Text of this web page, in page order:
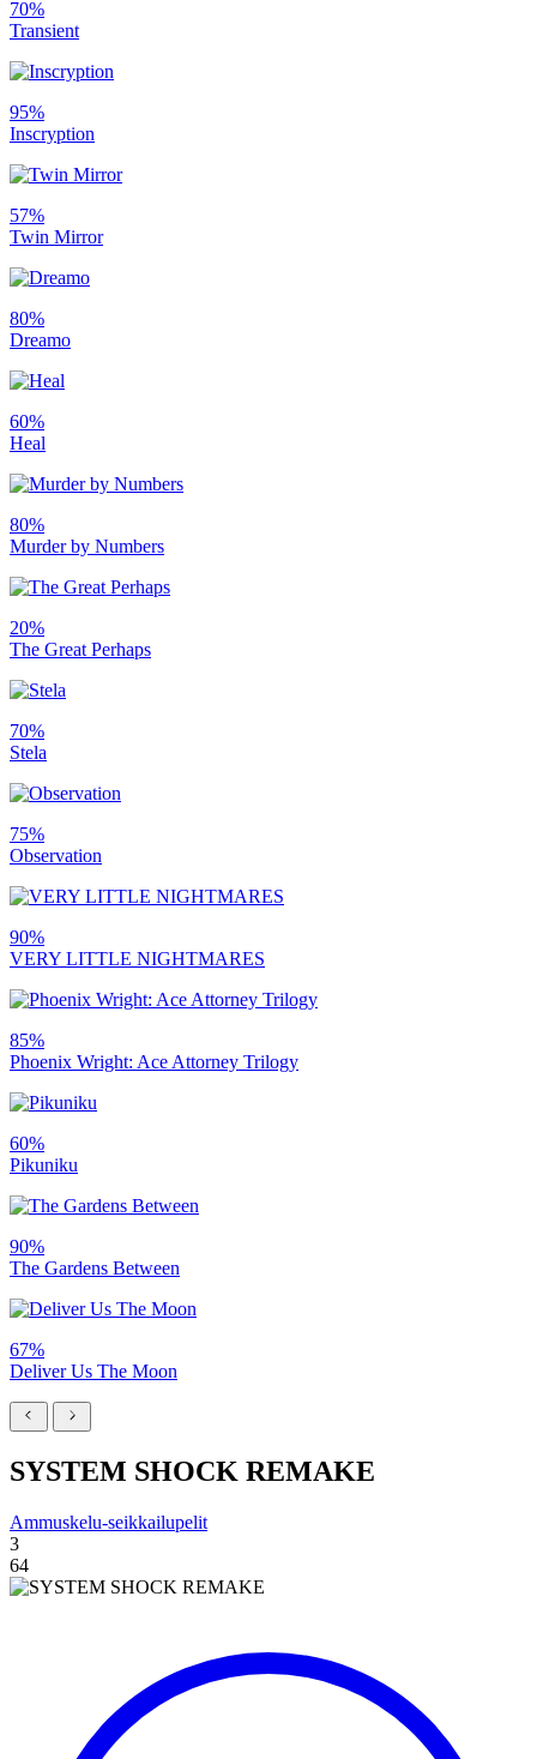
70%
Transient
95%
Inscryption
57%
Twin Mirror
80%
Dreamo
60%
Heal
80%
Murder by Numbers
20%
The Great Perhaps
70%
Stela
75%
Observation
90%
VERY LITTLE NIGHTMARES
85%
Phoenix Wright: Ace Attorney Trilogy
60%
Pikuniku
90%
The Gardens Between
67%
Deliver Us The Moon
SYSTEM SHOCK REMAKE
Ammuskelu-seikkailupelit
3
64